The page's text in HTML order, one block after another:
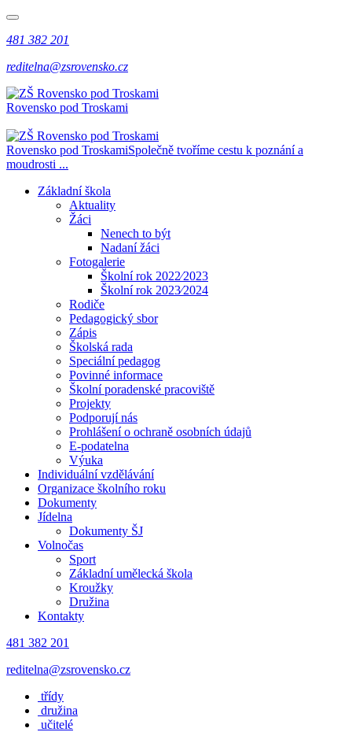
481 382 201
reditelna@zsrovensko.cz
Rovensko pod Troskami
Rovensko pod TroskamiSpolečně tvoříme cestu k poznání a
moudrosti ...
Základní škola
Aktuality
Žáci
Nenech to být
Nadaní žáci
Fotogalerie
Školní rok 2022⁄2023
Školní rok 2023⁄2024
Rodiče
Pedagogický sbor
Zápis
Školská rada
Speciální pedagog
Povinné informace
Školní poradenské pracoviště
Projekty
Podporují nás
Prohlášení o ochraně osobních údajů
E-podatelna
Výuka
Individuální vzdělávání
Organizace školního roku
Dokumenty
Jídelna
Dokumenty ŠJ
Volnočas
Sport
Základní umělecká škola
Kroužky
Družina
Kontakty
481 382 201
reditelna@zsrovensko.cz
třídy
družina
učitelé